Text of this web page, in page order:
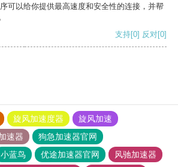
可以给你提供最高速度和安全性的连接，并帮
支持[0] 反对[0]
旋风加速度器
旋风加速
速器
狗急加速器官网
小蓝鸟 优途加速器官网
风驰加速器